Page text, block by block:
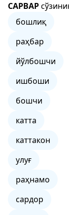
САРВАР
бошлиқ
раҳбар
йўлбошчи
ишбоши
бошчи
катта
каттакон
улуғ
раҳнамо
сардор